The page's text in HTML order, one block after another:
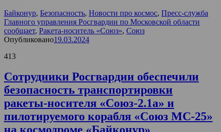
Байконур, Безопасность, Новости про космос, Пресс-служба
Главного управления Росгвардии по Московской области
сообщает, Ракета-носитель «Союз», Союз
Опубликовано19.03.2024
413
Сотрудники Росгвардии обеспечили
безопасность транспортировки
ракеты-носителя «Союз-2.1а» и
пилотируемого корабля «Союз МС-25»